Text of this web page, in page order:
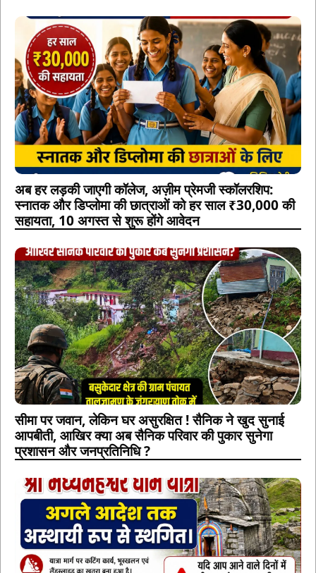
अब हर लड़की जाएगी कॉलेज, अज़ीम प्रेमजी स्कॉलरशिप:
स्नातक और डिप्लोमा की छात्राओं को हर साल ₹30,000 की
सहायता, 10 अगस्त से शुरू होंगे आवेदन
सीमा पर जवान, लेकिन घर असुरक्षित ! सैनिक ने खुद सुनाई
आपबीती, आखिर क्या अब सैनिक परिवार की पुकार सुनेगा
प्रशासन और जनप्रतिनिधि ?